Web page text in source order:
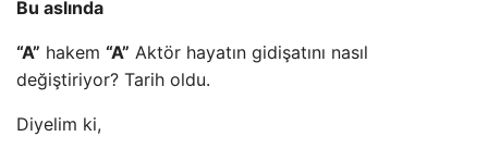
Bu aslında
“A” hakem “A” Aktör hayatın gidişatını nasıl
değiştiriyor? Tarih oldu.
Diyelim ki,